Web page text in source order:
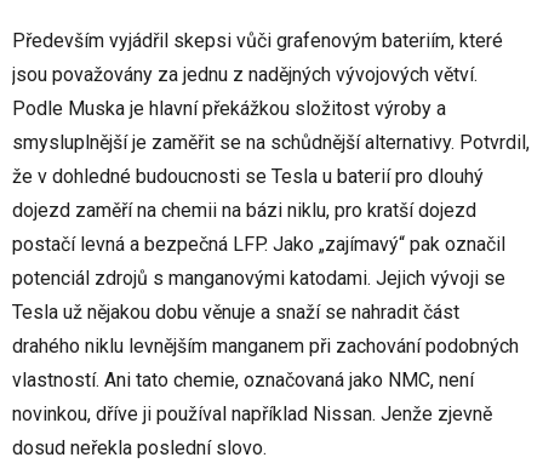
Především vyjádřil skepsi vůči grafenovým bateriím, které
jsou považovány za jednu z nadějných vývojových větví.
Podle Muska je hlavní překážkou složitost výroby a
smysluplnější je zaměřit se na schůdnější alternativy. Potvrdil,
že v dohledné budoucnosti se Tesla u baterií pro dlouhý
dojezd zaměří na chemii na bázi niklu, pro kratší dojezd
postačí levná a bezpečná LFP. Jako „zajímavý“ pak označil
potenciál zdrojů s manganovými katodami. Jejich vývoji se
Tesla už nějakou dobu věnuje a snaží se nahradit část
drahého niklu levnějším manganem při zachování podobných
vlastností. Ani tato chemie, označovaná jako NMC, není
novinkou, dříve ji používal například Nissan. Jenže zjevně
dosud neřekla poslední slovo.